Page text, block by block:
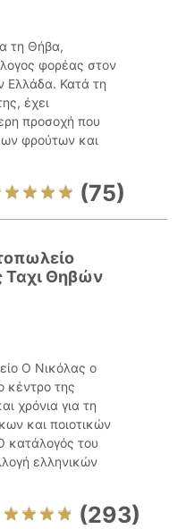
τη Θήβα,
φορέας στον
Ελλάδα. Κατά τη
έχει
προσοχή που
φρούτων και
(75)
Ταχι Θηβών
Ο Νικόλας ο
κέντρο της
χρόνια για τη
και ποιοτικών
κατάλογός του
ελληνικών
(293)